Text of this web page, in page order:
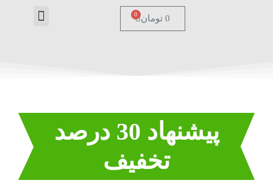
0 تومان 0
پیشنهاد 30 درصد
تخفیف